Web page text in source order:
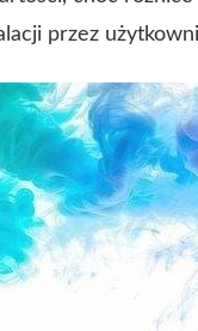
przez